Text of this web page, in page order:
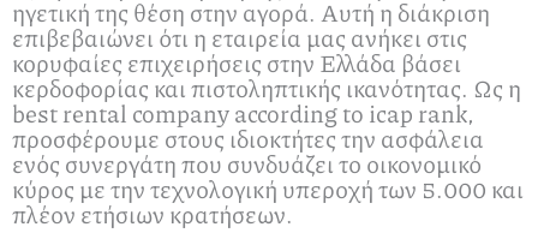
ηγετική της θέση στην αγορά. Αυτή η διάκριση
επιβεβαιώνει ότι η εταιρεία μας ανήκει στις
κορυφαίες επιχειρήσεις στην Ελλάδα βάσει
κερδοφορίας και πιστοληπτικής ικανότητας. Ως η
best rental company according to icap rank,
προσφέρουμε στους ιδιοκτήτες την ασφάλεια
ενός συνεργάτη που συνδυάζει το οικονομικό
κύρος με την τεχνολογική υπεροχή των 5.000 και
πλέον ετήσιων κρατήσεων.